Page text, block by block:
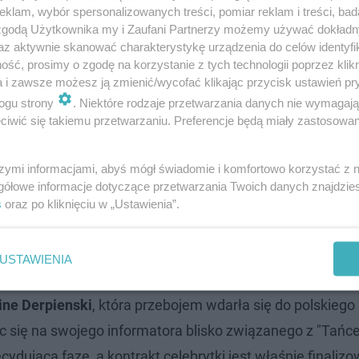
Celebrytka ma finalizować
się przekonać, chociażby w ostatniej edycji
życia" Dagmarę Kaźmierską
, która otwarcie
portalu Jastrząb Post producenci mieli złożyć
Derpienski, która przebojem wdarła się do polskiego
się na swojego informatora blisko związanego z
wybór spersonalizowanych treści, pomiar reklam i treści,
Użytkownika my i Zaufani Partnerzy możemy używać
aktywnie skanować charakterystykę urządzenia do celów
prosimy o zgodę na korzystanie z tych technologii poprzez
i zawsze możesz ją zmienić/wycofać klikając przycisk ustawień
strony
. Niektóre rodzaje przetwarzania danych nie
się takiemu przetwarzaniu. Preferencje będą miały
informacjami, abyś mógł świadomie i komfortowo korzystać z
informacje dotyczące przetwarzania Twoich danych
oraz po kliknięciu w „Ustawienia”.
USTAWIENIA